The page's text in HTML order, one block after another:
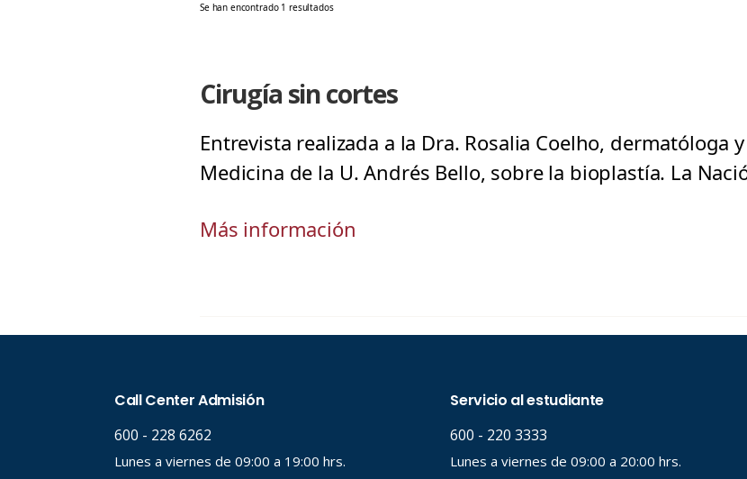
Se han encontrado 1 resultados
Cirugía sin cortes
Entrevista realizada a la Dra. Rosalia Coelho, dermatóloga
Medicina de la U. Andrés Bello, sobre la bioplastía. La
Más información